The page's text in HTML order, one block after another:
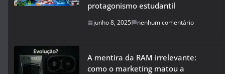
protagonismo estudantil
junho 8, 2025 nenhum comentário
A mentira da RAM irrelevante:
como o marketing matou a